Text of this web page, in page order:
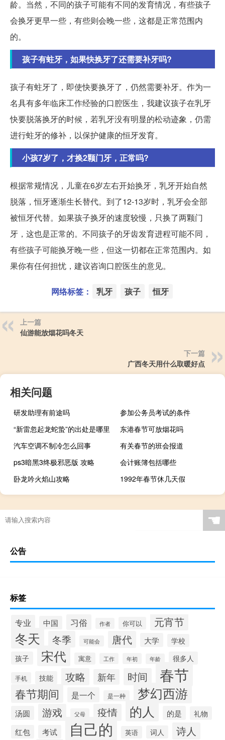
龄。当然，不同的孩子可能有不同的发育情况，有些孩子
会换牙更早一些，有些则会晚一些，这都是正常范围内
的。
孩子有蛀牙，如果快换牙了还需要补牙吗?
孩子有蛀牙了，即使快要换牙了，仍然需要补牙。作为一
名具有多年临床工作经验的口腔医生，我建议孩子在乳牙
快要脱落换牙的时候，若乳牙没有明显的松动迹象，仍需
进行蛀牙的修补，以保护健康的恒牙发育。
小孩7岁了，才换2颗门牙，正常吗?
根据常规情况，儿童在6岁左右开始换牙，乳牙开始自然
脱落，恒牙逐渐生长替代。到了12-13岁时，乳牙会全部
被恒牙代替。如果孩子换牙的速度较慢，只换了两颗门
牙，这也是正常的。不同孩子的牙齿发育进程可能不同，
有些孩子可能换牙晚一些，但这一切都在正常范围内。如
果你有任何担忧，建议咨询口腔医生的意见。
网络标签： 乳牙 孩子 恒牙
上一篇
仙游能放烟花吗冬天
下一篇
广西冬天用什么取暖好点
相关问题
研发助理有前途吗
参加公务员考试的条件
“新雷忽起龙蛇蛰”的出处是哪里
东港春节可放烟花吗
汽车空调不制冷怎么回事
有关春节的班会报道
ps3暗黑3终极邪恶版 攻略
会计账簿包括哪些
卧龙吟火焰山攻略
1992年春节休几天假
☚
公告
标签
专业 中国 习俗 作者 你可以 元宵节
冬天 冬季 可能会 唐代 大学
学校
孩子
宋代 寓意 工作 年初 年龄 很多人
手机 技能 攻略 新年 时间 春节
春节期间 是一个 是一种 梦幻西游
汤圆 游戏 父母 疫情 的人 的是
礼物
红包
考试 自己的 英语 词人 诗人